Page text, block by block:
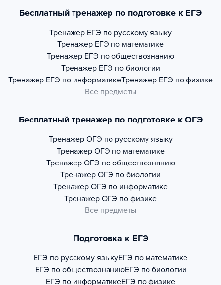
Бесплатный тренажер по подготовке к ЕГЭ
Тренажер ЕГЭ по русскому языку
Тренажер ЕГЭ по математике
Тренажер ЕГЭ по обществознанию
Тренажер ЕГЭ по биологии
Тренажер ЕГЭ по информатикеТренажер ЕГЭ по физике
Все предметы
Бесплатный тренажер по подготовке к ОГЭ
Тренажер ОГЭ по русскому языку
Тренажер ОГЭ по математике
Тренажер ОГЭ по обществознанию
Тренажер ОГЭ по биологии
Тренажер ОГЭ по информатике
Тренажер ОГЭ по физике
Все предметы
Подготовка к ЕГЭ
ЕГЭ по русскому языкуЕГЭ по математике
ЕГЭ по обществознаниюЕГЭ по биологии
ЕГЭ по информатикеЕГЭ по физике